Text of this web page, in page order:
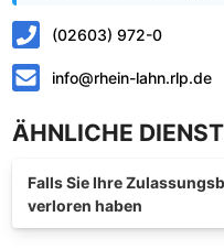
(02603) 972-0
info@rhein-lahn.rlp.de
ÄHNLICHE
Falls Sie Ihre
verloren haben